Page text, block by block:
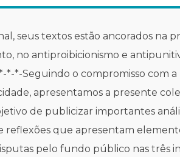
seus textos estão ancorados na
no antiproibicionismo e
*-*-Seguindo o compromisso com a
apresentamos a presente
de publicizar importantes
reflexões que apresentam
pelo fundo público nas três